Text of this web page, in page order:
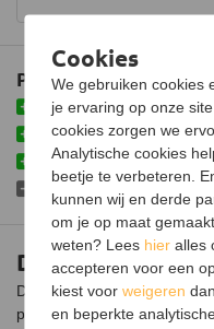
Dik Geurts
De Dik Geurts Instyle 800
plaatsen in je bestaande
Plus- en minpunten
Isolerende
Eenvoudig te bedienen
Keuze uit verschillende
Hittebestendige lak moet
Schoneruitsysteem
Luchttoevoeraansluiting
Aansluitbaar op CV
Afmetingen (B x D x H)
Gewicht
Materiaal
Afwerking
Cookies
We gebruiken cookies
je ervaring op onze
cookies zorgen we
Analytische cookies
beetje te verbeteren.
kunnen wij en derde
om je op maat
weten? Lees hier alles
accepteren voor een
kiest voorweigeren
en beperkte